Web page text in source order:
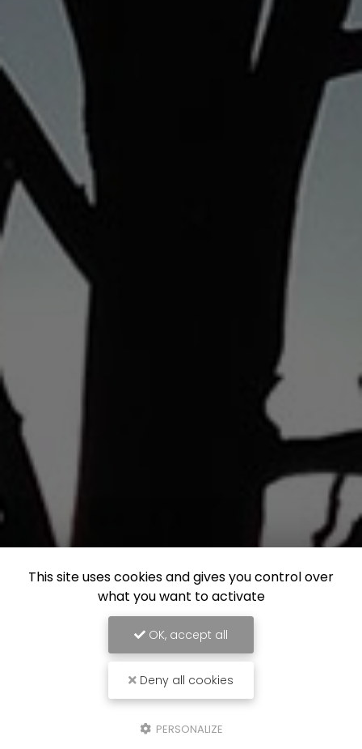
This site uses cookies and gives you control over
what you want to activate
OK, accept all
Deny all cookies
PERSONALIZE